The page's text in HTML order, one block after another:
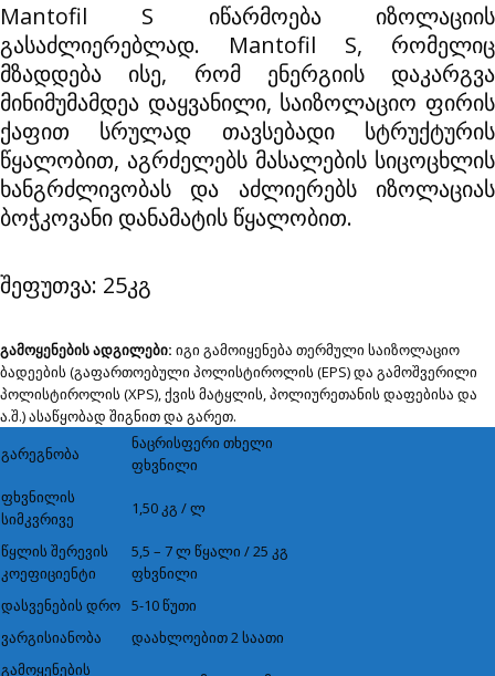
Mantofil S იწარმოება იზოლაციის
გასაძლიერებლად. Mantofil S, რომელიც
მზადდება ისე, რომ ენერგიის დაკარგვა
მინიმუმამდეა დაყვანილი, საიზოლაციო ფირის
ქაფით სრულად თავსებადი სტრუქტურის
წყალობით, აგრძელებს მასალების სიცოცხლის
ხანგრძლივობას და აძლიერებს იზოლაციას
ბოჭკოვანი დანამატის წყალობით.
შეფუთვა: 25კგ
გამოყენების ადგილები: იგი გამოიყენება თერმული საიზოლაციო
ბადეების (გაფართოებული პოლისტიროლის (EPS) და გამოშვერილი
პოლისტიროლის (XPS), ქვის მატყლის, პოლიურეთანის დაფებისა და
ა.შ.) ასაწყობად შიგნით და გარეთ.
გარეგნობა
ნაცრისფერი თხელი
ფხვნილი
ფხვნილის
სიმკვრივე
1,50 კგ / ლ
წყლის შერევის
კოეფიციენტი
5,5 – 7 ლ წყალი / 25 კგ
ფხვნილი
დასვენების დრო 5-10 წუთი
ვარგისიანობა
დაახლოებით 2 საათი
გამოყენების